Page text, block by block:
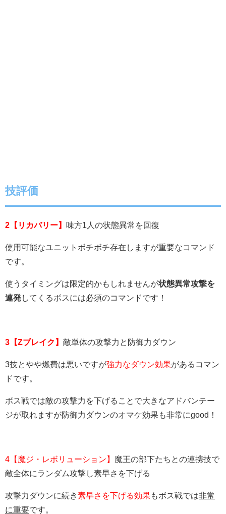
技評価
2【リカバリー】 味方1人の状態異常を回復
使用可能なユニットボチボチ存在しますが重要なコマンド
です。
使うタイミングは限定的かもしれませんが状態異常攻撃を
連発してくるボスには必須のコマンドです！
3【Zブレイク】 敵単体の攻撃力と防御力ダウン
3技とやや燃費は悪いですが強力なダウン効果があるコマン
ドです。
ボス戦では敵の攻撃力を下げることで大きなアドバンテー
ジが取れますが防御力ダウンのオマケ効果も非常にgood！
4【魔ジ・レボリューション】
魔王の部下たちとの連携技で
敵全体にランダム攻撃し素早さを下げる
攻撃力ダウンに続き素早さを下げる効果もボス戦では非常
に重要です。